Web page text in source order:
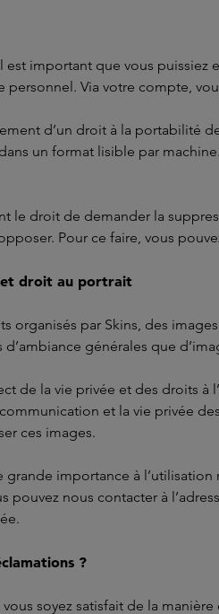
est important que vous puissiez
personnel. Via votre compte,
d’un droit à la portabilité
un format lisible par
le droit de demander la
Pour ce faire, vous
et droit au portrait
organisés par Skins, des
d’ambiance générales que
de la vie privée et des droits à
et la vie privée
ces images.
grande importance à
pouvez nous contacter à
?
soyez satisfait de la